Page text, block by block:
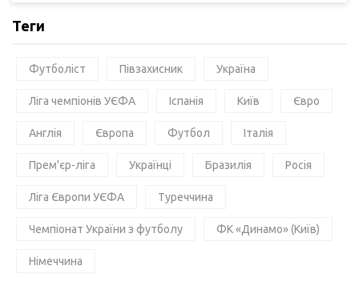
Теги
Футболіст Півзахисник Україна
Ліга чемпіонів УЄФА Іспанія Київ Євро
Англія Європа Футбол Італія
Прем'єр-ліга Українці Бразилія Росія
Ліга Європи УЄФА Туреччина
Чемпіонат України з футболу ФК «Динамо» (Київ)
Німеччина